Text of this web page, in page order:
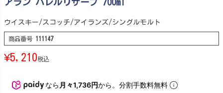
アラン バレルリザーブ 700ml
ウイスキー/スコッチ/アイランズ/シングルモルト
商品番号 111147
¥5,210税込
なら 月々1,736円から。分割手数料無料